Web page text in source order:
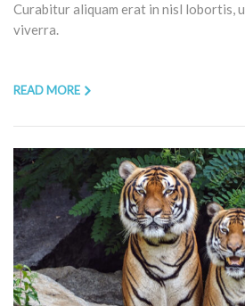
Curabitur aliquam erat in nisl lobortis,
viverra.
READ MORE